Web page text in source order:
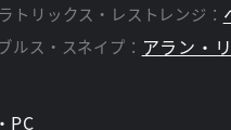
トリックス・レストレンジ：
ルス・スネイプ： アラン・
PC